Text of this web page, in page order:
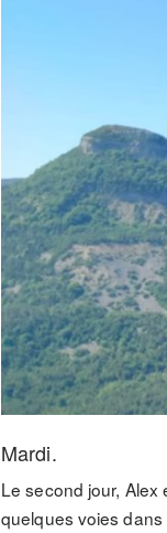
Mardi.
Le second jour, Alex
quelques voies